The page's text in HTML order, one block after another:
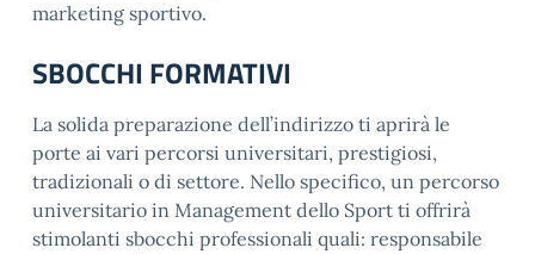
marketing sportivo.
SBOCCHI FORMATIVI
La solida preparazione dell’indirizzo ti aprirà le
porte ai vari percorsi universitari, prestigiosi,
tradizionali o di settore. Nello specifico, un percorso
universitario in Management dello Sport ti offrirà
stimolanti sbocchi professionali quali: responsabile